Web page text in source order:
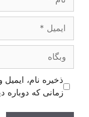
ایمیل
وبگاه
ذخیره نام،
زمانی که دوباره